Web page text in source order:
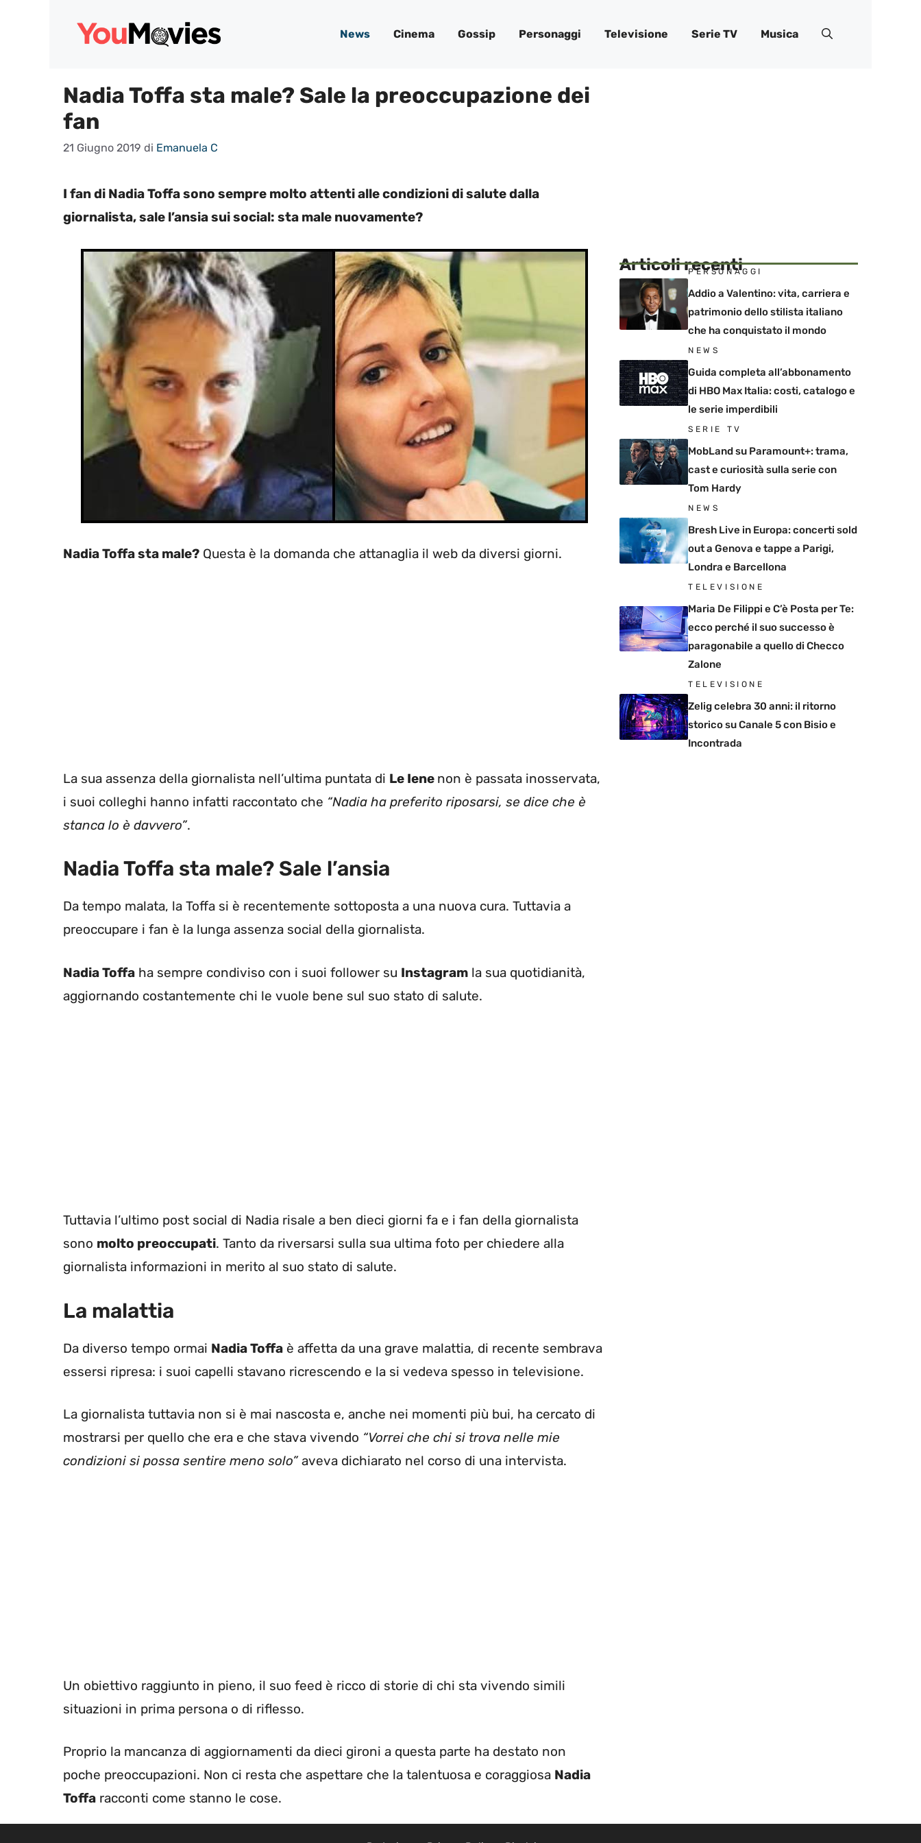
News Cinema Gossip Personaggi Televisione Serie TV Musica
Nadia Toffa sta male? Sale la preoccupazione dei
fan
21 Giugno 2019 di Emanuela C
I fan di Nadia Toffa sono sempre molto attenti alle condizioni di salute dalla
giornalista, sale l’ansia sui social: sta male nuovamente?
Nadia Toffa sta male? Questa è la domanda che attanaglia il web da diversi giorni.
La sua assenza della giornalista nell’ultima puntata di Le Iene non è passata inosservata,
i suoi colleghi hanno infatti raccontato che “Nadia ha preferito riposarsi, se dice che è
stanca lo è davvero”.
Nadia Toffa sta male? Sale l’ansia
Da tempo malata, la Toffa si è recentemente sottoposta a una nuova cura. Tuttavia a
preoccupare i fan è la lunga assenza social della giornalista.
Nadia Toffa ha sempre condiviso con i suoi follower su Instagram la sua quotidianità,
aggiornando costantemente chi le vuole bene sul suo stato di salute.
Tuttavia l’ultimo post social di Nadia risale a ben dieci giorni fa e i fan della giornalista
sono molto preoccupati. Tanto da riversarsi sulla sua ultima foto per chiedere alla
giornalista informazioni in merito al suo stato di salute.
La malattia
Da diverso tempo ormai Nadia Toffa è affetta da una grave malattia, di recente sembrava
essersi ripresa: i suoi capelli stavano ricrescendo e la si vedeva spesso in televisione.
La giornalista tuttavia non si è mai nascosta e, anche nei momenti più bui, ha cercato di
mostrarsi per quello che era e che stava vivendo “Vorrei che chi si trova nelle mie
condizioni si possa sentire meno solo”aveva dichiarato nel corso di una intervista.
Un obiettivo raggiunto in pieno, il suo feed è ricco di storie di chi sta vivendo simili
situazioni in prima persona o di riflesso.
Proprio la mancanza di aggiornamenti da dieci gironi a questa parte ha destato non
poche preoccupazioni. Non ci resta che aspettare che la talentuosa e coraggiosa Nadia
Toffa racconti come stanno le cose.
Articoli recenti
PERSONAGGI
Addio a Valentino: vita, carriera e
patrimonio dello stilista italiano
che ha conquistato il mondo
NEWS
Guida completa all’abbonamento
di HBO Max Italia: costi, catalogo e
le serie imperdibili
SERIE TV
MobLand su Paramount+: trama,
cast e curiosità sulla serie con
Tom Hardy
NEWS
Bresh Live in Europa: concerti sold
out a Genova e tappe a Parigi,
Londra e Barcellona
TELEVISIONE
Maria De Filippi e C’è Posta per Te:
ecco perché il suo successo è
paragonabile a quello di Checco
Zalone
TELEVISIONE
Zelig celebra 30 anni: il ritorno
storico su Canale 5 con Bisio e
Incontrada